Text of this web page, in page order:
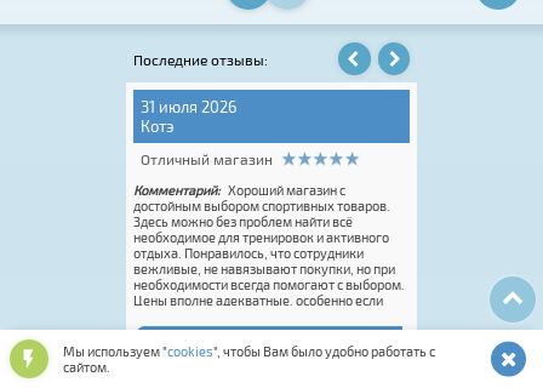
Последние отзывы:
31 июля 2026
Котэ
Отличный магазин
Комментарий: Хороший магазин с
достойным выбором спортивных товаров.
Здесь можно без проблем найти всё
необходимое для тренировок и активного
отдыха. Понравилось, что сотрудники
вежливые, не навязывают покупки, но при
необходимости всегда помогают с выбором.
Цены вполне адекватные, особенно если
быстро, впечатления от посещения остались
только положительные. Если нужен
качественный спортивный инвентарь или
половинки или
это делает
вас реально
Оставить отзыв
Мы используем "cookies", чтобы Вам было удобно работать с
сайтом.